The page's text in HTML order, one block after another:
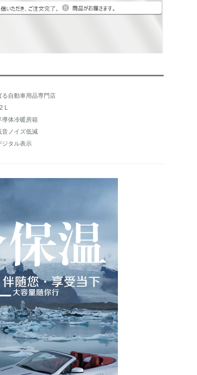
る自動車用品専門店
L
体冷暖房箱
音ノイズ低減
ジタル表示